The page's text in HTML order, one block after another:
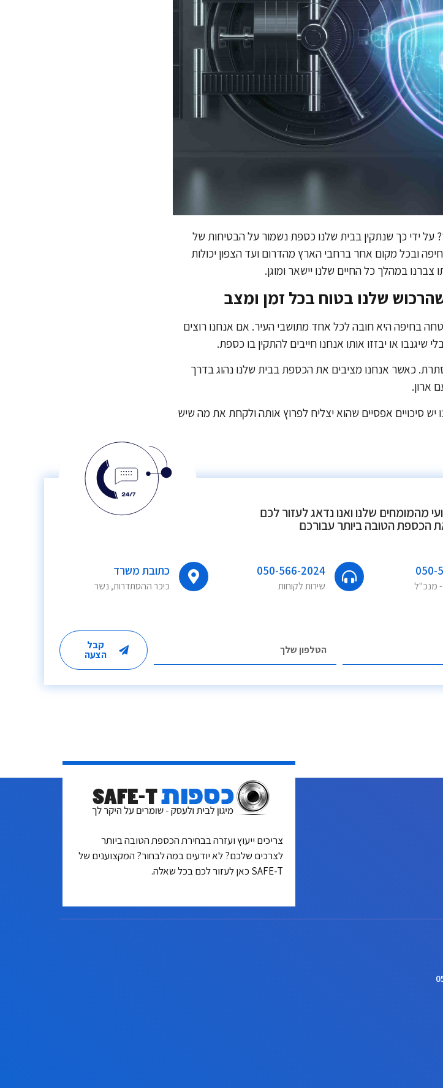
על ידי כך שנתקין בבית שלנו כספת נשמור על הבטיחות של
ובכל מקום אחר ברחבי הארץ מהדרום ועד הצפון יכולות
במהלך כל החיים שלנו יישאר ומוגן.
שלנו בטוח בכל זמן ומצב
בחיפה היא חובה לכל אחד מתושבי העיר. אם אנחנו רוצים
שיגנבו או יבזזו אותו אנחנו חייבים להתקין בו כספת.
כאשר אנחנו מציבים את הכספת בבית שלנו נהוג בדרך
ארון.
סיכויים אפסיים שהוא יצליח לפרוץ אותה ולקחת את מה שיש
מהמומחים שלנו ואנו נדאג לעזור לכם
הכספת הטובה ביותר עבורכם
050-
- מנכ"ל
050-566-2024
שירות לקוחות
כתובת משרד
כיכר ההסתדרות, נשר
קבל
הצעה
צריכים ייעוץ ועזרה בבחירת הכספת הטובה ביותר
לצרכים שלכם? לא יודעים במה לבחור? המקצוענים של
SAFE-T כאן לעזור לכם בכל שאלה.